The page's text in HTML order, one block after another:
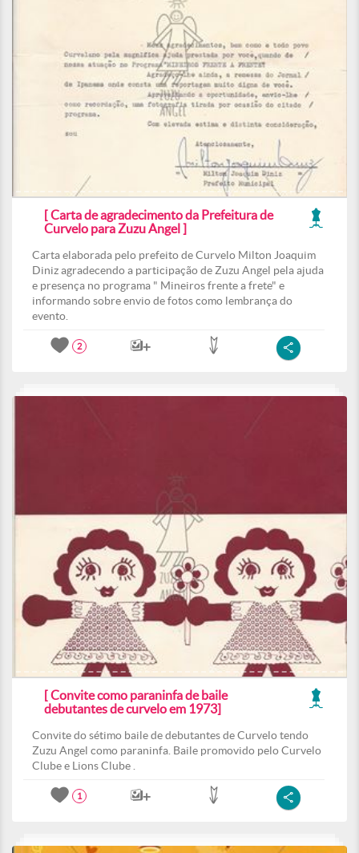
[ Carta de agradecimento da Prefeitura de
Curvelo para Zuzu Angel ]
Carta elaborada pelo prefeito de Curvelo Milton Joaquim
Diniz agradecendo a participação de Zuzu Angel pela ajuda
e presença no programa " Mineiros frente a frete" e
informando sobre envio de fotos como lembrança do
evento.
2
[ Convite como paraninfa de baile
debutantes de curvelo em 1973]
Convite do sétimo baile de debutantes de Curvelo tendo
Zuzu Angel como paraninfa. Baile promovido pelo Curvelo
Clube e Lions Clube .
1